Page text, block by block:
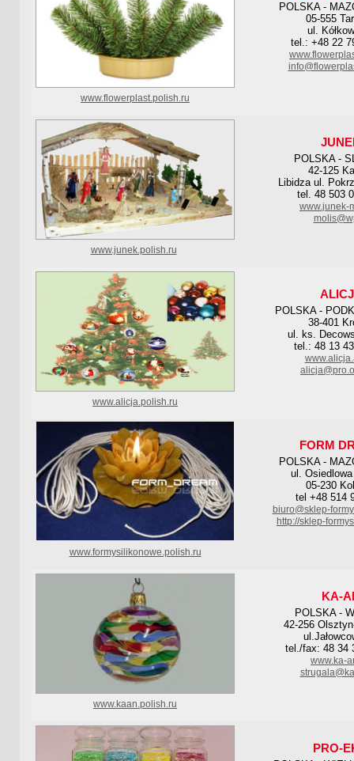
POLSKA -
05-555
ul.
tel.: +48 22
www.flowerplast.polish.ru
POLSKA -
42-125
Libidza ul.
tel. 48 503
www.junek-
www.junek.polish.ru
POLSKA -
38-401
ul. ks.
tel.: 48 13
www.alicja.polish.ru
FORM
POLSKA -
ul.
05-230
tel +48 514
biuro@sklep-
http://sklep-
www.formysilikonowe.polish.ru
KA-
POLSKA -
42-256
tel./fax: 48 34
www.ka-
www.kaan.polish.ru
PRO-